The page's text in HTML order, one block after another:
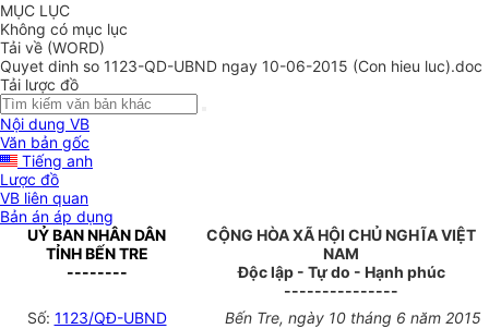
MỤC LỤC
Không có mục lục
Tải về (WORD)
Quyet dinh so 1123-QD-UBND ngay 10-06-2015 (Con hieu luc).doc
Tải lược đồ
Nội dung VB
Văn bản gốc
Tiếng anh
Lược đồ
VB liên quan
Bản án áp dụng
UỶ BAN NHÂN DÂN
TỈNH BẾN TRE
--------
CỘNG HÒA XÃ HỘI CHỦ NGHĨA VIỆT
NAM
Độc lập - Tự do - Hạnh phúc
---------------
Số: 1123/QĐ-UBND Bến Tre, ngày 10 tháng 6 năm 2015